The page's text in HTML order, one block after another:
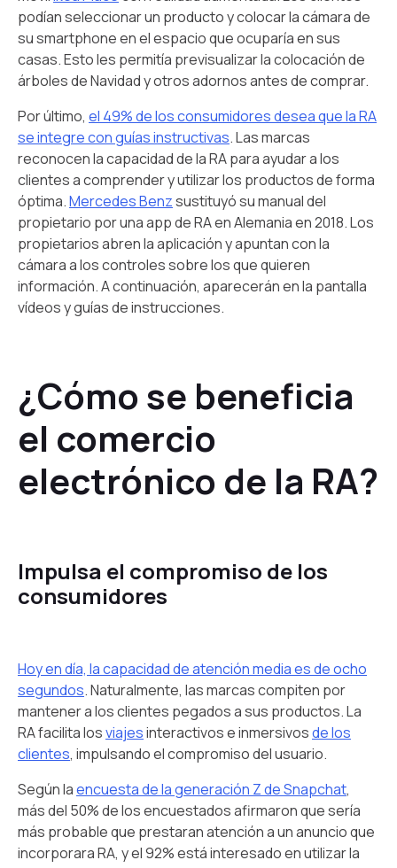
podían seleccionar un producto y colocar la cámara de
su smartphone en el espacio que ocuparía en sus
casas. Esto les permitía previsualizar la colocación de
árboles de Navidad y otros adornos antes de comprar.
Por último, el 49% de los consumidores desea que la RA
se integre con guías instructivas. Las marcas
reconocen la capacidad de la RA para ayudar a los
clientes a comprender y utilizar los productos de forma
óptima.Mercedes Benzsustituyó su manual del
propietario por una app de RA en Alemania en 2018. Los
propietarios abren la aplicación y apuntan con la
cámara a los controles sobre los que quieren
información. A continuación, aparecerán en la pantalla
vídeos y guías de instrucciones.
¿Cómo se beneficia
el comercio
electrónico de la RA?
Impulsa el compromiso de los
consumidores
Hoy en día, la capacidad de atención media es de ocho
segundos. Naturalmente, las marcas compiten por
mantener a los clientes pegados a sus productos. La
RA facilita losviajesinteractivos e inmersivosde los
clientes, impulsando el compromiso del usuario.
Según laencuesta de la generación Z de Snapchat,
más del 50% de los encuestados afirmaron que sería
más probable que prestaran atención a un anuncio que
incorporara RA, y el 92% está interesado en utilizar la